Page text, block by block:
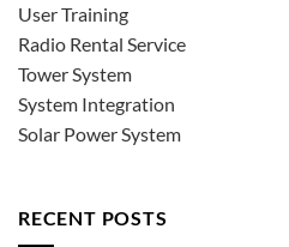
User Training
Radio Rental Service
Tower System
System Integration
Solar Power System
RECENT POSTS